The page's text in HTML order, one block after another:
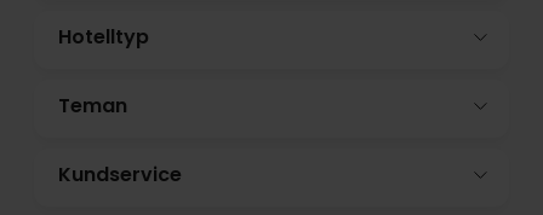
Hotelltyp
Teman
Kundservice